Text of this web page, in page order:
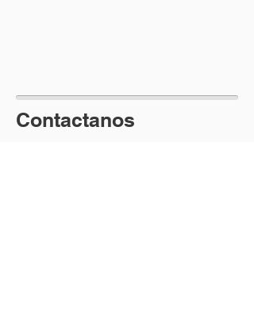
Contactanos